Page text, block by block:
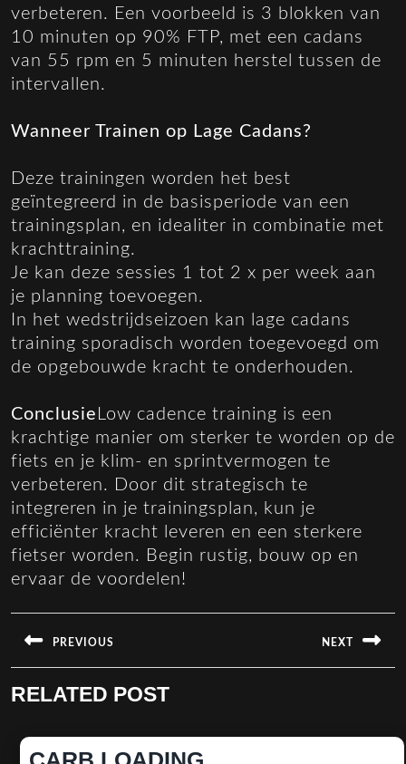
verbeteren. Een voorbeeld is 3 blokken van
10 minuten op 90% FTP, met een cadans
van 55 rpm en 5 minuten herstel tussen de
intervallen.
Wanneer Trainen op Lage Cadans?
Deze trainingen worden het best
geïntegreerd in de basisperiode van een
trainingsplan, en idealiter in combinatie met
krachttraining.
Je kan deze sessies 1 tot 2 x per week aan
je planning toevoegen.
In het wedstrijdseizoen kan lage cadans
training sporadisch worden toegevoegd om
de opgebouwde kracht te onderhouden.
Conclusie Low cadence training is een
krachtige manier om sterker te worden op de
fiets en je klim- en sprintvermogen te
verbeteren. Door dit strategisch te
integreren in je trainingsplan, kun je
efficiënter kracht leveren en een sterkere
fietser worden. Begin rustig, bouw op en
ervaar de voordelen!
NAVIGATIE
PREVIOUS
bericht:
NEXT
RELATED POST